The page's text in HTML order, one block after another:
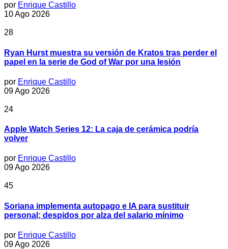
por Enrique Castillo
10 Ago 2026
28
Ryan Hurst muestra su versión de Kratos tras perder el
papel en la serie de God of War por una lesión
por Enrique Castillo
09 Ago 2026
24
Apple Watch Series 12: La caja de cerámica podría
volver
por Enrique Castillo
09 Ago 2026
45
Soriana implementa autopago e IA para sustituir
personal; despidos por alza del salario mínimo
por Enrique Castillo
09 Ago 2026